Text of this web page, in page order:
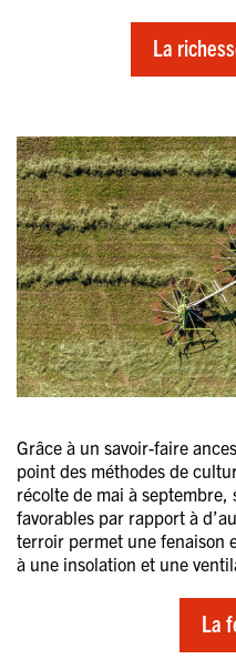
La
Grâce à un savoir-faire
point des méthodes de
récolte de mai à
favorables par rapport à
terroir permet une fenaison
à une insolation et une
La